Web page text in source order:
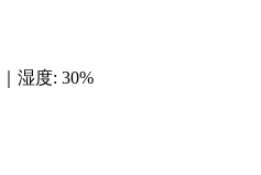
湿度: 30%